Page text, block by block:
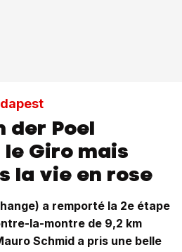
der Poel
Giro mais
la vie en rose
a remporté la 2e étape
la-montre de 9,2 km
Schmid a pris une belle